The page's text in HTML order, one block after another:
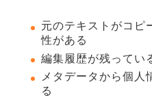
元のテキストがコピ
性がある
編集履歴が残ってい
メタデータから個人
る